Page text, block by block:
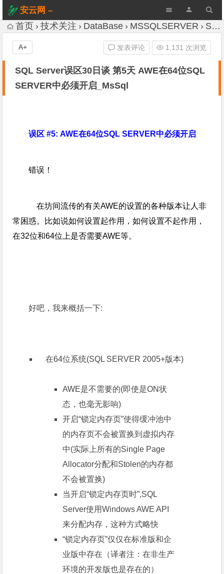
安云网 –
AnYun.ORG
首页 技术关注 DataBase MSSQLSERVER SQL Server误区30日谈 第5天 AWE在64位SQL SERVER中必须开启_MsSql
SQL Server误区30日谈 第5天 AWE在64位SQL
SERVER中必须开启_MsSql
发表评论 1,131 次浏览
A+
误区 #5: AWE在64位SQL SERVER中必须开启
错误！
在坊间流传的有关AWE的设置的各种版本让人非
常困惑。比如说如何设置起作用，如何设置不起作用，
在32位和64位上是否需要AWE等。
好吧，我来概括一下:
在64位系统(SQL SERVER 2005+版本)
AWE是不需要的(即使是ON状
态，也毫无影响)
开启“锁定内存页”使得缓冲池中
的内存页不会被置换到虚拟内存
中(实际上所有的Single Page
Allocator分配和Stolen的内存都
不会被置换)
当开启“锁定内存页时”,SQL
Server使用Windows AWE API
来分配内存，这种方式略快
“锁定内存页”仅仅在标准版和企
业版中存在（译者注：在非生产
环境的开发版也是存在的）